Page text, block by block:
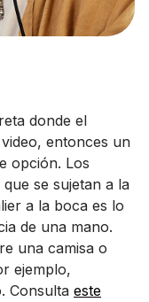
donde el
entonces un
opción. Los
se sujetan a la
a la boca es lo
de una mano.
una camisa o
ejemplo,
Consulta este